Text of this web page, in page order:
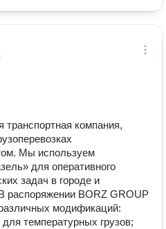
компания,
Мы используем
для оперативного
задач в городе и
распоряжении BORZ GROUP
модификаций:
температурных грузов;